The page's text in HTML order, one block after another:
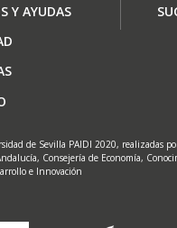
Y AYUDAS
de Sevilla PAIDI 2020, realizadas
Consejería de Economía,
e Innovación